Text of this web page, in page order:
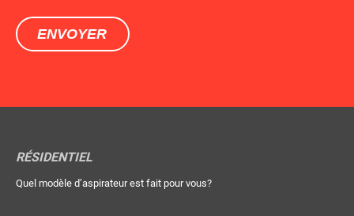
RÉSIDENTIEL
Quel modèle d’aspirateur est fait pour vous?